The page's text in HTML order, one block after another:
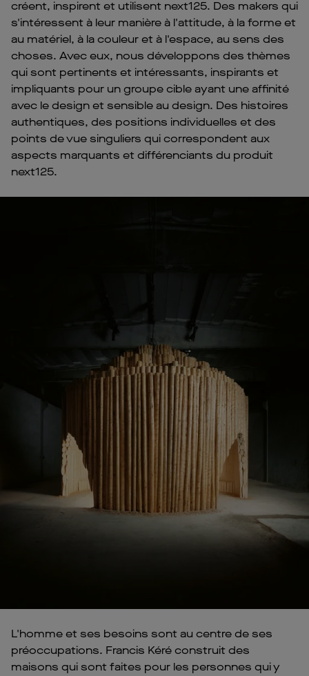
créent, inspirent et utilisent next125. Des makers qui
s'intéressent à leur manière à l'attitude, à la forme et
au matériel, à la couleur et à l'espace, au sens des
choses. Avec eux, nous développons des thèmes
qui sont pertinents et intéressants, inspirants et
impliquants pour un groupe cible ayant une affinité
avec le design et sensible au design. Des histoires
authentiques, des positions individuelles et des
points de vue singuliers qui correspondent aux
aspects marquants et différenciants du produit
next125.
L'homme et ses besoins sont au centre de ses
préoccupations. Francis Kéré construit des
maisons qui sont faites pour les personnes qui y